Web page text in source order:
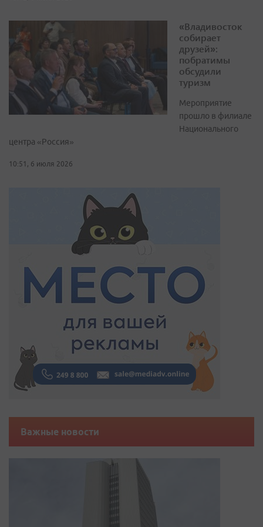
«Владивосток
собирает
друзей»:
побратимы
обсудили
туризм
Мероприятие
прошло в филиале
Национального
центра «Россия»
10:51, 6 июля 2026
Важные новости